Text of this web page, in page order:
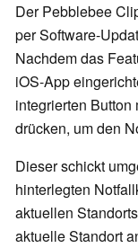
Der Pebblebee
per Software-
Nachdem das
iOS-App
integrierten
drücken, um den
Dieser schickt
hinterlegten
aktuellen
aktuelle Standort